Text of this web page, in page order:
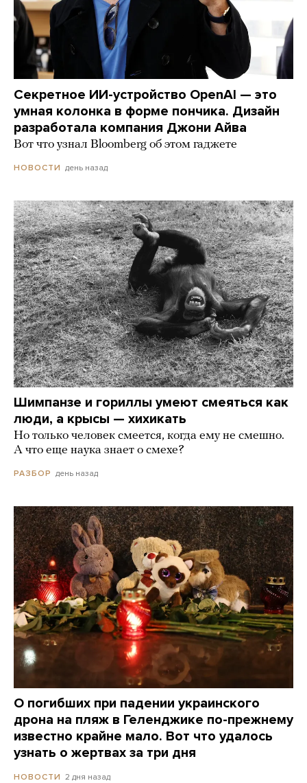
Секретное ИИ-устройство OpenAI — это
умная колонка в форме пончика. Дизайн
разработала компания Джони Айва
Вот что узнал Bloomberg об этом гаджете
НОВОСТИ день назад
Шимпанзе и гориллы умеют смеяться как
люди, а крысы — хихикать
Но только человек смеется, когда ему не смешно.
А что еще наука знает о смехе?
РАЗБОР день назад
О погибших при падении украинского
дрона на пляж в Геленджике по-прежнему
известно крайне мало. Вот что удалось
узнать о жертвах за три дня
НОВОСТИ 2 дня назад